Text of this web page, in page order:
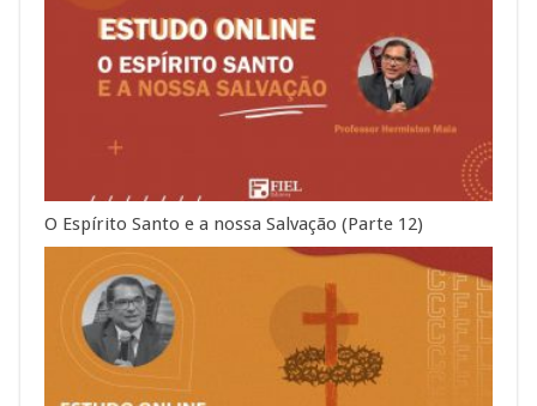
O Espírito Santo e a nossa Salvação (Parte 12)